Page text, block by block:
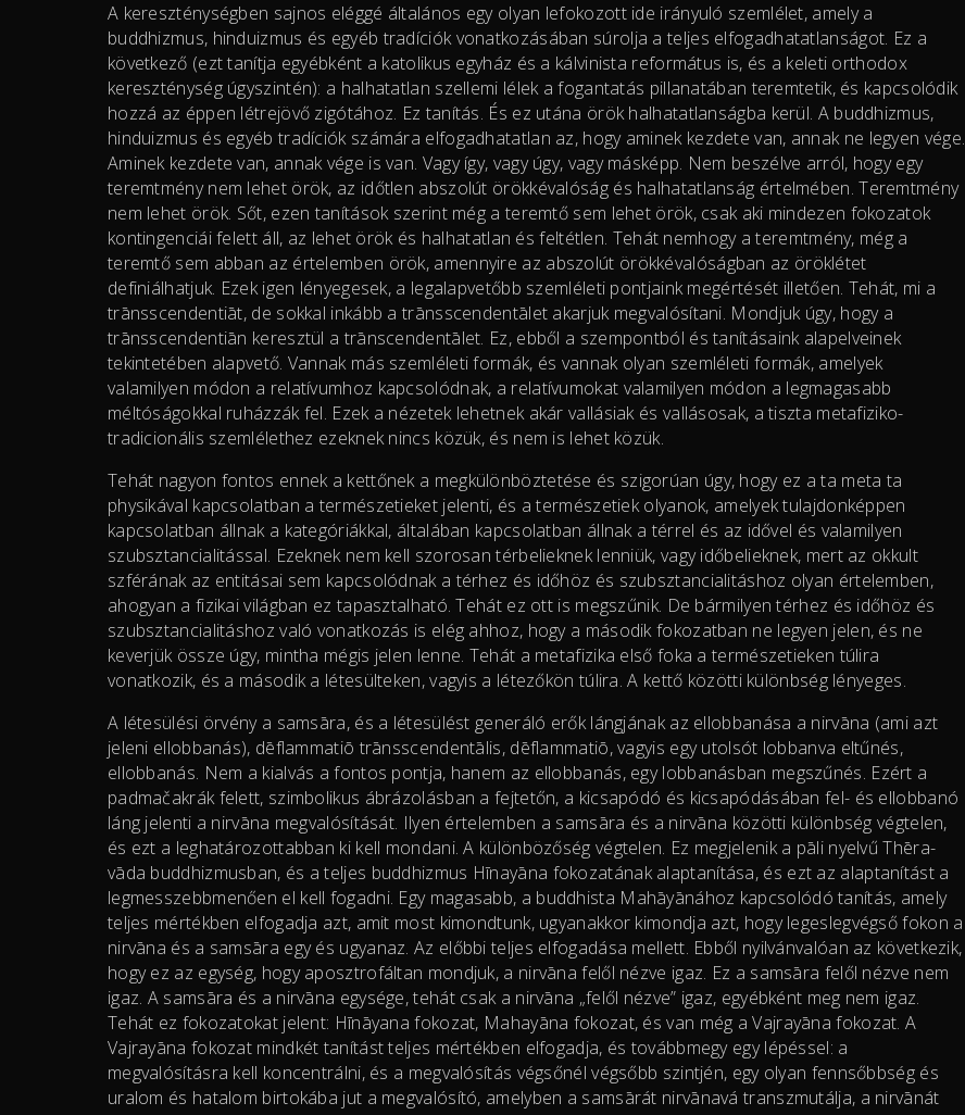
A kereszténységben sajnos eléggé általános egy olyan lefokozott ide irányuló szemlélet, amely a
buddhizmus, hinduizmus és egyéb tradíciók vonatkozásában súrolja a teljes elfogadhatatlanságot. Ez a
következő (ezt tanítja egyébként a katolikus egyház és a kálvinista református is, és a keleti orthodox
kereszténység úgyszintén): a halhatatlan szellemi lélek a fogantatás pillanatában teremtetik, és kapcsolódik
hozzá az éppen létrejövő zigótához. Ez tanítás. És ez utána örök halhatatlanságba kerül. A buddhizmus,
hinduizmus és egyéb tradíciók számára elfogadhatatlan az, hogy aminek kezdete van, annak ne legyen vége.
Aminek kezdete van, annak vége is van. Vagy így, vagy úgy, vagy másképp. Nem beszélve arról, hogy egy
teremtmény nem lehet örök, az időtlen abszolút örökkévalóság és halhatatlanság értelmében. Teremtmény
nem lehet örök. Sőt, ezen tanítások szerint még a teremtő sem lehet örök, csak aki mindezen fokozatok
kontingenciái felett áll, az lehet örök és halhatatlan és feltétlen. Tehát nemhogy a teremtmény, még a
teremtő sem abban az értelemben örök, amennyire az abszolút örökkévalóságban az öröklétet
definiálhatjuk. Ezek igen lényegesek, a legalapvetőbb szemléleti pontjaink megértését illetően. Tehát, mi a
trānsscendentiāt, de sokkal inkább a trānsscendentālet akarjuk megvalósítani. Mondjuk úgy, hogy a
trānsscendentiān keresztül a trānscendentālet. Ez, ebből a szempontból és tanításaink alapelveinek
tekintetében alapvető. Vannak más szemléleti formák, és vannak olyan szemléleti formák, amelyek
valamilyen módon a relatívumhoz kapcsolódnak, a relatívumokat valamilyen módon a legmagasabb
méltóságokkal ruházzák fel. Ezek a nézetek lehetnek akár vallásiak és vallásosak, a tiszta metafiziko-
tradicionális szemlélethez ezeknek nincs közük, és nem is lehet közük.
Tehát nagyon fontos ennek a kettőnek a megkülönböztetése és szigorúan úgy, hogy ez a ta meta ta
physikával kapcsolatban a természetieket jelenti, és a természetiek olyanok, amelyek tulajdonképpen
kapcsolatban állnak a kategóriákkal, általában kapcsolatban állnak a térrel és az idővel és valamilyen
szubsztancialitással. Ezeknek nem kell szorosan térbelieknek lenniük, vagy időbelieknek, mert az okkult
szférának az entitásai sem kapcsolódnak a térhez és időhöz és szubsztancialitáshoz olyan értelemben,
ahogyan a fizikai világban ez tapasztalható. Tehát ez ott is megszűnik. De bármilyen térhez és időhöz és
szubsztancialitáshoz való vonatkozás is elég ahhoz, hogy a második fokozatban ne legyen jelen, és ne
keverjük össze úgy, mintha mégis jelen lenne. Tehát a metafizika első foka a természetieken túlira
vonatkozik, és a második a létesülteken, vagyis a létezőkön túlira. A kettő közötti különbség lényeges.
A létesülési örvény a samsāra, és a létesülést generáló erők lángjának az ellobbanása a nirvāna (ami azt
jeleni ellobbanás), dēflammatiō trānsscendentālis, dēflammatiō, vagyis egy utolsót lobbanva eltűnés,
ellobbanás. Nem a kialvás a fontos pontja, hanem az ellobbanás, egy lobbanásban megszűnés. Ezért a
padmačakrák felett, szimbolikus ábrázolásban a fejtetőn, a kicsapódó és kicsapódásában fel- és ellobbanó
láng jelenti a nirvāna megvalósítását. Ilyen értelemben a samsāra és a nirvāna közötti különbség végtelen,
és ezt a leghatározottabban ki kell mondani. A különbözőség végtelen. Ez megjelenik a pāli nyelvű Thēra-
vāda buddhizmusban, és a teljes buddhizmus Hīnayāna fokozatának alaptanítása, és ezt az alaptanítást a
legmesszebbmenően el kell fogadni. Egy magasabb, a buddhista Mahāyānához kapcsolódó tanítás, amely
teljes mértékben elfogadja azt, amit most kimondtunk, ugyanakkor kimondja azt, hogy legeslegvégső fokon a
nirvāna és a samsāra egy és ugyanaz. Az előbbi teljes elfogadása mellett. Ebből nyilvánvalóan az következik,
hogy ez az egység, hogy aposztrofáltan mondjuk, a nirvāna felől nézve igaz. Ez a samsāra felől nézve nem
igaz. A samsāra és a nirvāna egysége, tehát csak a nirvāna „felől nézve” igaz, egyébként meg nem igaz.
Tehát ez fokozatokat jelent: Hīnāyana fokozat, Mahayāna fokozat, és van még a Vajrayāna fokozat. A
Vajrayāna fokozat mindkét tanítást teljes mértékben elfogadja, és továbbmegy egy lépéssel: a
megvalósításra kell koncentrálni, és a megvalósítás végsőnél végsőbb szintjén, egy olyan fennsőbbség és
uralom és hatalom birtokába jut a megvalósító, amelyben a samsārát nirvānavá transzmutálja, a nirvānát